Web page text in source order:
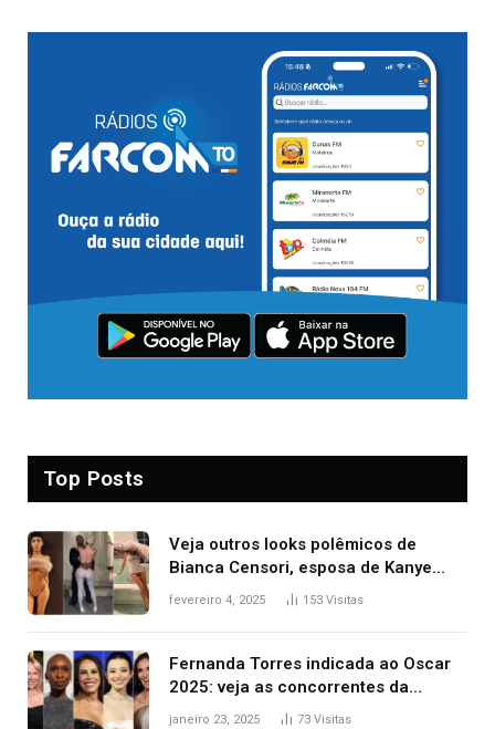
Top Posts
Veja outros looks polêmicos de
Bianca Censori, esposa de Kanye
West que apareceu nua no Grammy
fevereiro 4, 2025 153 Visitas
Fernanda Torres indicada ao Oscar
2025: veja as concorrentes da
brasileira a melhor atriz
janeiro 23, 2025 73 Visitas